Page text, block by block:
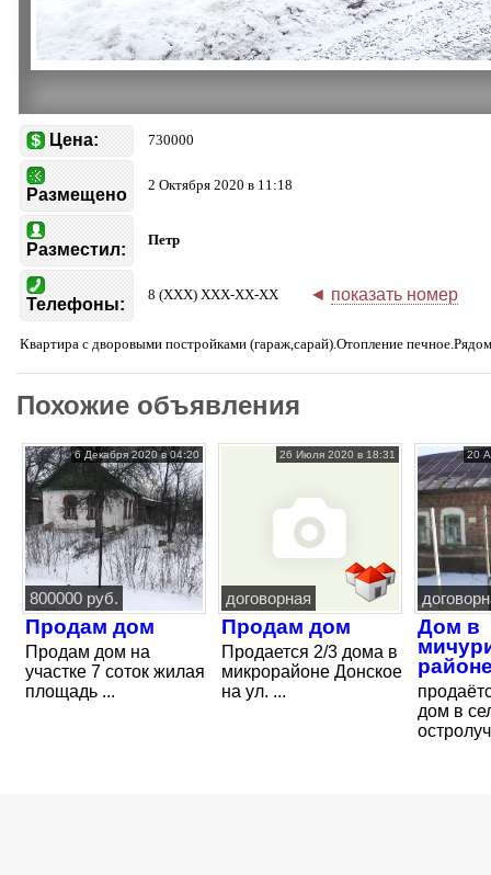
Цена: 730000
Размещено
2 Октября 2020 в 11:18
Разместил:
Петр
Телефоны:
8 (XXX) XXX-XX-XX ◄ показать номер
Квартира с дворовыми постройками (гараж,сарай).Отопление
Похожие объявления
6 Декабря 2020 в 04:20
800000 руб.
Продам дом
Продам дом на
участке 7 соток жилая
площадь ...
26 Июля 2020 в 18:31
договорная
Продам дом
Продается 2/3 дома в
микрорайоне Донское
на ул. ...
20
Дом в
дом в